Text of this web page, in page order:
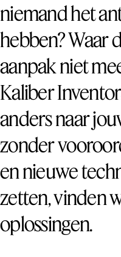
niemand het
hebben? Waar
aanpak niet
Kaliber
anders naar
zonder
en nieuwe
zetten, vinden
oplossingen.